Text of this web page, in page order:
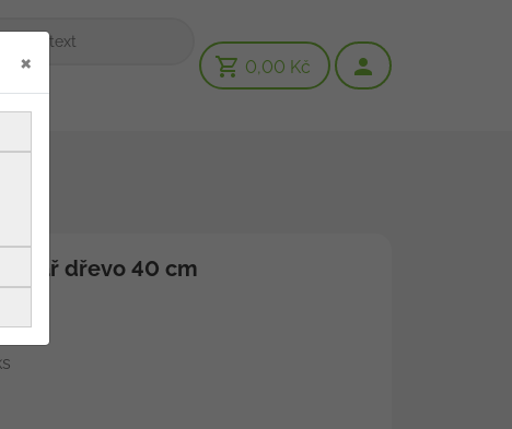
0,00 Kč
dřevo 40 cm
×